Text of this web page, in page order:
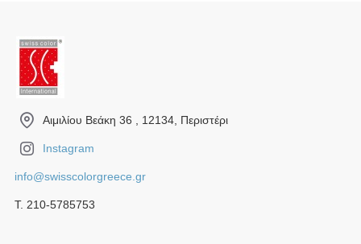
Αιμιλίου Βεάκη 36 , 12134, Περιστέρι
Instagram
info@swisscolorgreece.gr
Τ. 210-5785753